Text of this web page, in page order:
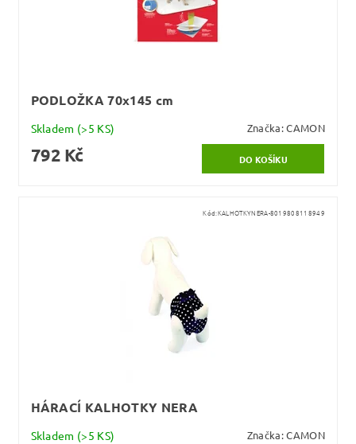
PODLOŽKA 70x145 cm
Skladem (>5 KS) Značka:CAMON
792 Kč
Kód:KALHOTKYNERA-8019808118949
HÁRACÍ KALHOTKY NERA
Skladem (>5 KS) Značka:CAMON